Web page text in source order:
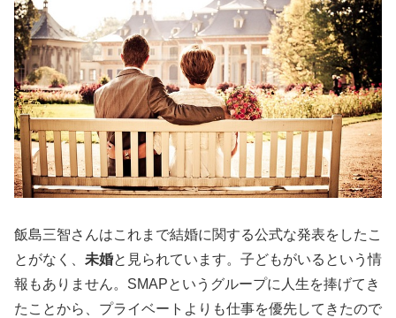
飯島三智さんはこれまで結婚に関する公式な発表をしたこ
とがなく、 未婚と見られています。子どもがいるという情
報もありません。SMAPというグループに人生を捧げてき
たことから、プライベートよりも仕事を優先してきたので